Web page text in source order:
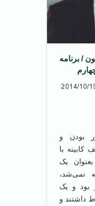
/ برنامه
2014/10/
بودن و
کابینه با
یک
نمی‌شد،
بود و یک
داشتند و